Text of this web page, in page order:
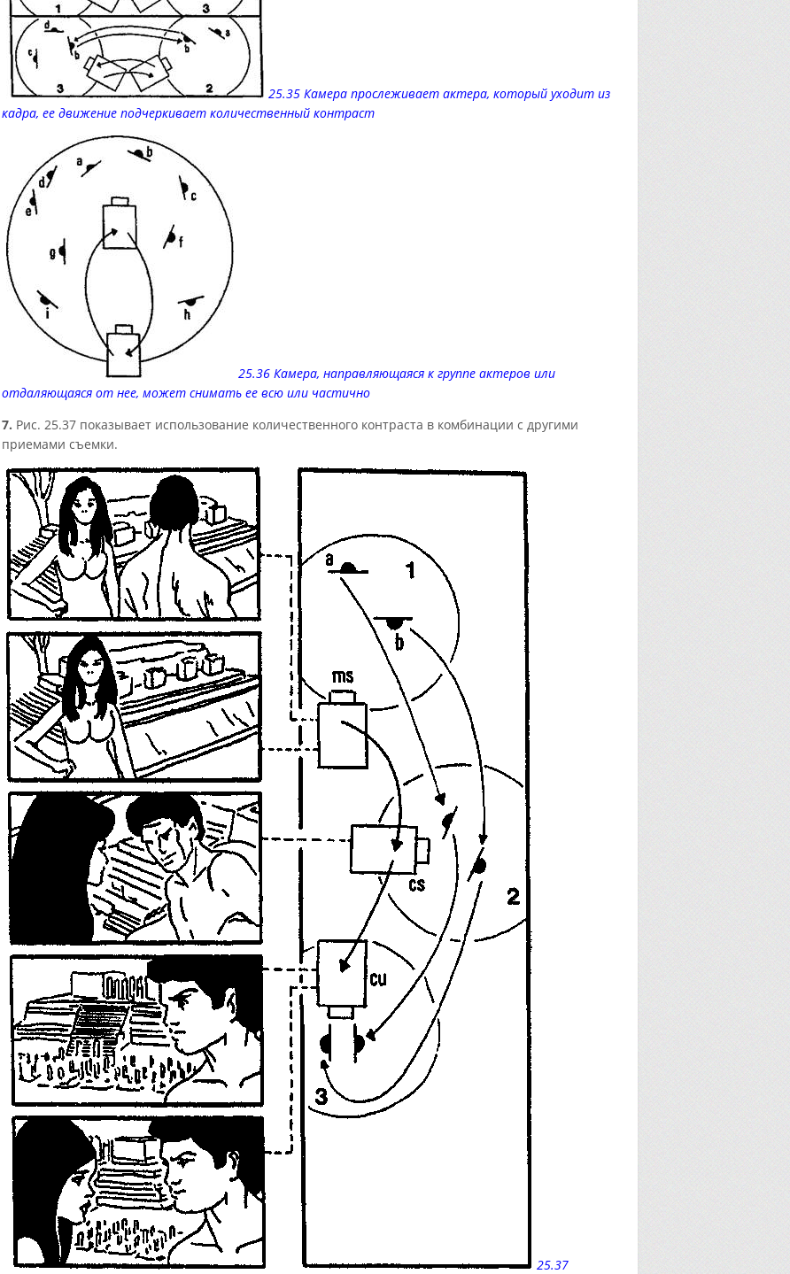
25.35 Камера прослеживает актера, который уходит из
кадра, ее движение подчеркивает количественный контраст
25.36 Камера, направляющаяся к группе актеров или
отдаляющаяся от нее, может снимать ее всю или частично
7. Рис. 25.37 показывает использование количественного контраста в комбинации с другими
приемами съемки.
25.37